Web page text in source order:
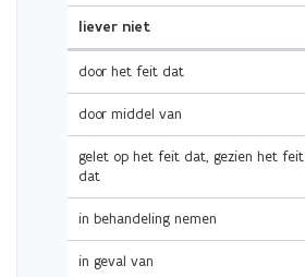
liever niet
door het feit dat
door middel van
gelet op het feit dat, gezien het feit
dat
in behandeling nemen
in geval van